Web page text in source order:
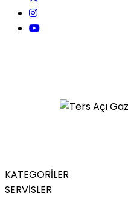
KATEGORİLER
SERVİSLER